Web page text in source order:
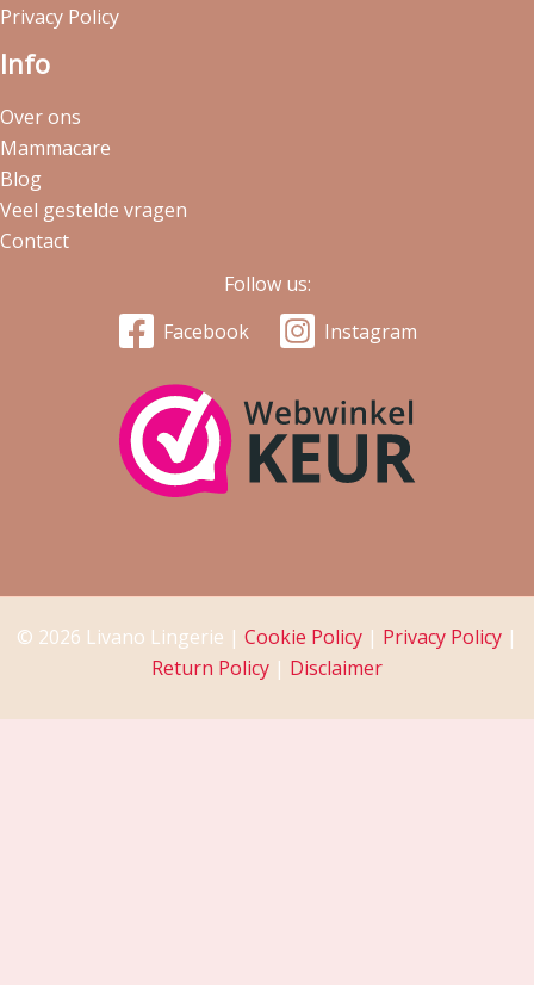
Privacy Policy
Info
Over ons
Mammacare
Blog
Veel gestelde vragen
Contact
Follow us:
Facebook
Instagram
© 2026 Livano Lingerie | Cookie Policy | Privacy Policy |
Return Policy | Disclaimer